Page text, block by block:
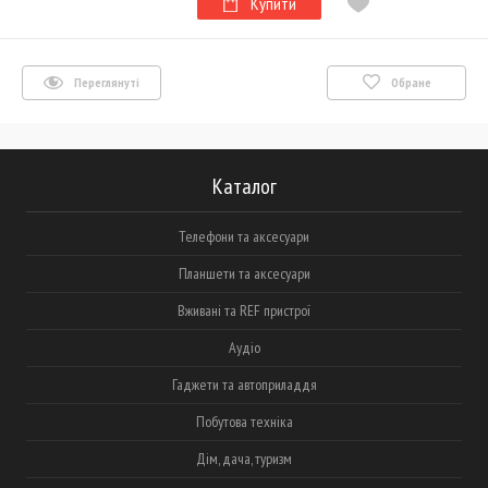
Переглянуті Обране
Каталог
Телефони та аксесуари
Планшети та аксесуари
Вживані та REF пристрої
Аудіо
Гаджети та автоприладдя
Побутова техніка
Дім, дача, туризм